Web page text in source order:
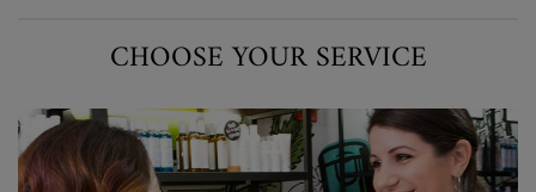
CHOOSE YOUR SERVICE